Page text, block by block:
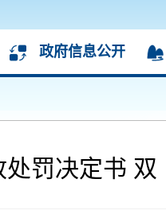
政府信息公开
处罚决定书 双